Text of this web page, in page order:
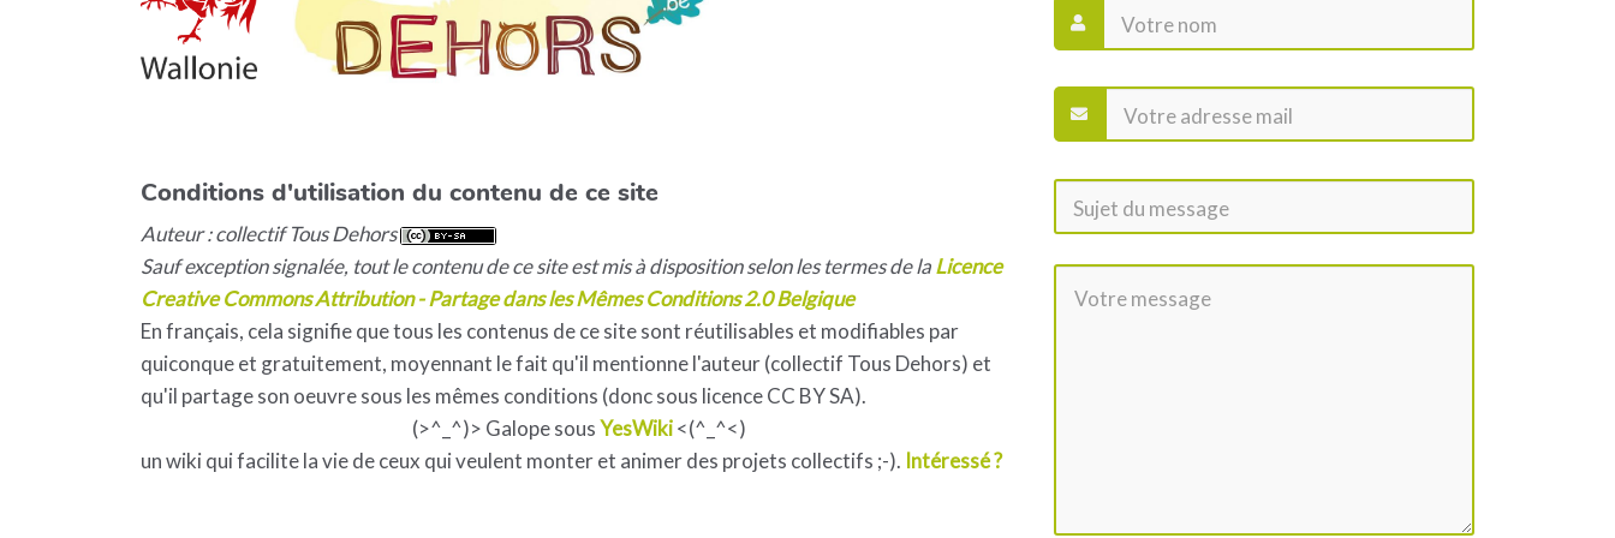
Conditions d'utilisation du contenu de ce site
Auteur : collectif Tous Dehors
Sauf exception signalée, tout le contenu de ce site est mis à disposition selon les termes de laLicence
Creative Commons Attribution - Partage dans les Mêmes Conditions 2.0 Belgique
En français, cela signifie que tous les contenus de ce site sont réutilisables et modifiables par
quiconque et gratuitement, moyennant le fait qu'il mentionne l'auteur (collectif Tous Dehors) et
qu'il partage son oeuvre sous les mêmes conditions (donc sous licence CC BY SA).
(>^_^)> Galope sousYesWiki<(^_^<)
un wiki qui facilite la vie de ceux qui veulent monter et animer des projets collectifs ;-). Intéressé ?